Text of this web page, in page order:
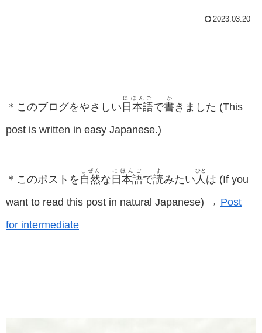
2023.03.20
＊このブログをやさしい 日本語
にほんご
で書
か
きました (This
post is written in easy Japanese.)
＊このポストを 自然
しぜん
な 日本語
にほんご
で読
よ
みたい 人
ひと
は (If you
want to read this post in natural Japanese) → Post
for intermediate